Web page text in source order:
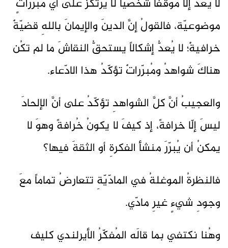
لا يعدُّ إلّا موقفاً شخصيّاً لا يرتكزُ على أيّ مُبرّراتٍ
موضوعيّة، فالقولُ إنَّ الدينَ والإيمانَ باللهِ قضيّةٌ
خرافيةٌ؛ لا يُعدُّ إشكالاً يستحقُّ النقاشَ ما لم تكُن
هناكَ شواهدُ ومُبرّراتٌ تؤكّدُ هذا الادّعاء.
والعجيبُ أنَّ كلَّ الشواهدِ تؤكّدُ على أنَّ الإلحادَ
ليسَ إلّا خرافةً، إذ كيفَ لا يكونُ خُرافةً وهوَ لا
يمكنُ أن يُبرّرَ منشأ الفكرةِ أو الثقةَ فيها؟
فالنظرةُ الموغلةُ في المادّيّةِ تتعارضُ تماماً معَ
وجودِ شيءٍ غيرِ مادّي.
وهُنا نكتفي بما قالَه المُفكّرُ الأيرلندي كليف